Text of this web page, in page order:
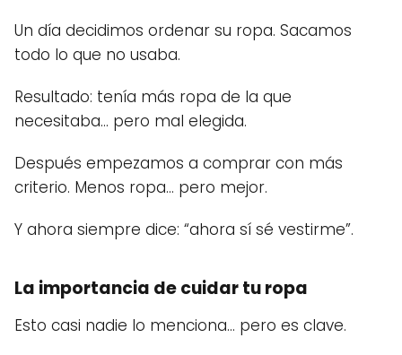
Un día decidimos ordenar su ropa. Sacamos
todo lo que no usaba.
Resultado: tenía más ropa de la que
necesitaba… pero mal elegida.
Después empezamos a comprar con más
criterio. Menos ropa… pero mejor.
Y ahora siempre dice: “ahora sí sé vestirme”.
La importancia de cuidar tu ropa
Esto casi nadie lo menciona… pero es clave.